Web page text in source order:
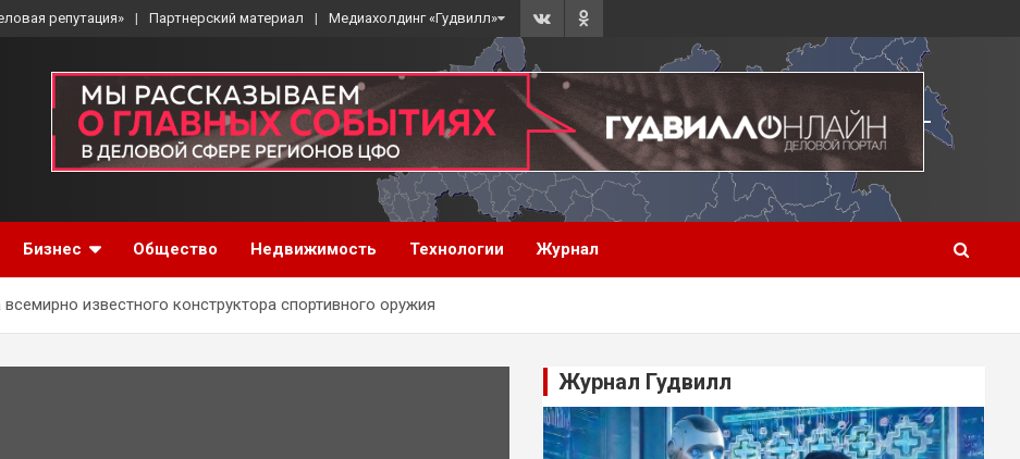
репутация» Партнерский материал Медиахолдинг «Гудвилл»
Бизнес Общество Недвижимость Технологии Журнал
известного конструктора спортивного оружия
Журнал Гудвилл